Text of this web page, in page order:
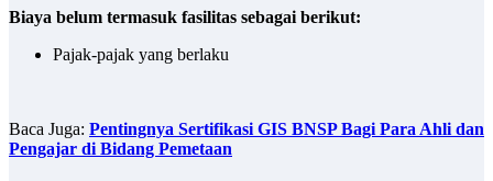
Biaya belum termasuk fasilitas sebagai berikut:
Pajak-pajak yang berlaku
Baca Juga: Pentingnya Sertifikasi GIS BNSP Bagi Para Ahli dan
Pengajar di Bidang Pemetaan